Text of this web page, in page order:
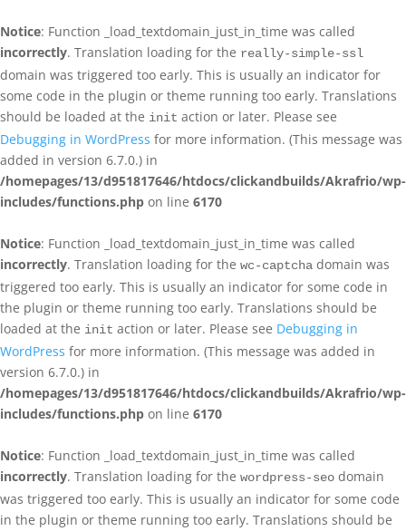
Notice: Function _load_textdomain_just_in_time was called
incorrectly. Translation loading for the really-simple-ssl
domain was triggered too early. This is usually an indicator for
some code in the plugin or theme running too early. Translations
should be loaded at the init action or later. Please see
Debugging in WordPress for more information. (This message was
added in version 6.7.0.) in
/homepages/13/d951817646/htdocs/clickandbuilds/Akrafrio/wp-
includes/functions.php on line 6170
Notice: Function _load_textdomain_just_in_time was called
incorrectly. Translation loading for the wc-captcha domain was
triggered too early. This is usually an indicator for some code in
the plugin or theme running too early. Translations should be
loaded at the init action or later. Please see Debugging in
WordPress for more information. (This message was added in
version 6.7.0.) in
/homepages/13/d951817646/htdocs/clickandbuilds/Akrafrio/wp-
includes/functions.php on line 6170
Notice: Function _load_textdomain_just_in_time was called
incorrectly. Translation loading for the wordpress-seo domain
was triggered too early. This is usually an indicator for some code
in the plugin or theme running too early. Translations should be